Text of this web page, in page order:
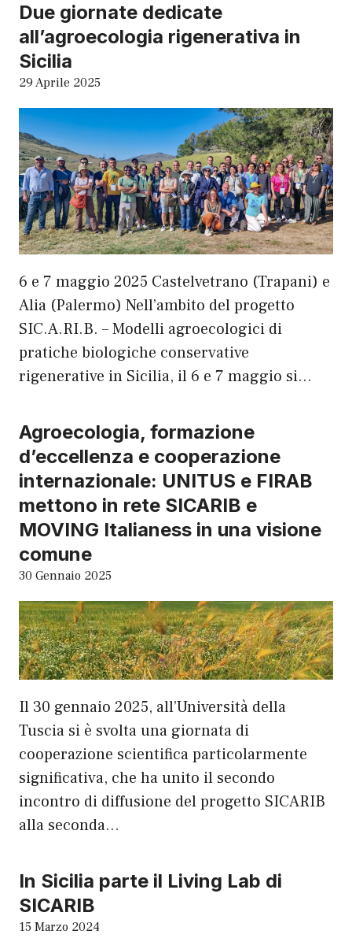
Due giornate dedicate
all’agroecologia rigenerativa in
Sicilia
29 Aprile 2025
6 e 7 maggio 2025 Castelvetrano (Trapani) e
Alia (Palermo) Nell’ambito del progetto
SIC.A.RI.B. – Modelli agroecologici di
pratiche biologiche conservative
rigenerative in Sicilia, il 6 e 7 maggio si…
Agroecologia, formazione
d’eccellenza e cooperazione
internazionale: UNITUS e FIRAB
mettono in rete SICARIB e
MOVING Italianess in una visione
comune
30 Gennaio 2025
Il 30 gennaio 2025, all’Università della
Tuscia si è svolta una giornata di
cooperazione scientifica particolarmente
significativa, che ha unito il secondo
incontro di diffusione del progetto SICARIB
alla seconda…
In Sicilia parte il Living Lab di
SICARIB
15 Marzo 2024